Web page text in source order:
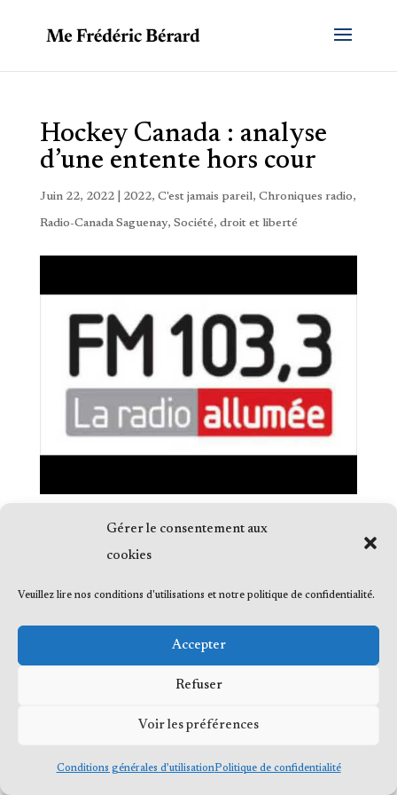
Gérer le consentement aux
cookies
Veuillez lire nos conditions d'utilisations et notre politique de confidentialité.
Accepter
Refuser
Voir les préférences
Conditions générales d’utilisationPolitique de confidentialité
Hockey Canada : analyse
d’une entente hors cour
Juin 22, 2022| 2022, C'est jamais pareil, Chroniques radio,
Radio-Canada Saguenay, Société, droit et liberté